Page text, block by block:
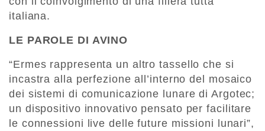
italiana.
LE PAROLE DI AVINO
“Ermes rappresenta un altro tassello che si
incastra alla perfezione all’interno del mosaico
dei sistemi di comunicazione lunare di Argotec;
un dispositivo innovativo pensato per facilitare
le connessioni live delle future missioni lunari”,